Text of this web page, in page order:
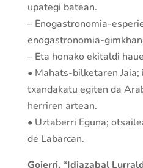
upategi batean.
– Enogastronomia-
enogastronomia-
– Eta honako ekitaldi
• Mahats-bilketaren
txandakatu egiten da
herriren artean.
• Uztaberri Eguna;
de Labarcan.
Goierri, “Idiazabal